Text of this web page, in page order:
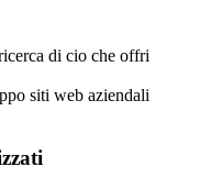
di cio che offri